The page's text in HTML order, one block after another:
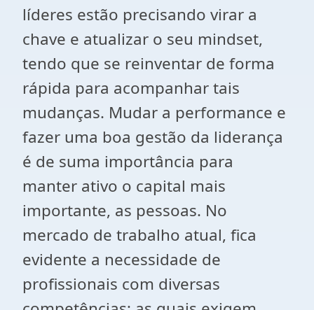
líderes estão precisando virar a
chave e atualizar o seu mindset,
tendo que se reinventar de forma
rápida para acompanhar tais
mudanças. Mudar a performance e
fazer uma boa gestão da liderança
é de suma importância para
manter ativo o capital mais
importante, as pessoas. No
mercado de trabalho atual, fica
evidente a necessidade de
profissionais com diversas